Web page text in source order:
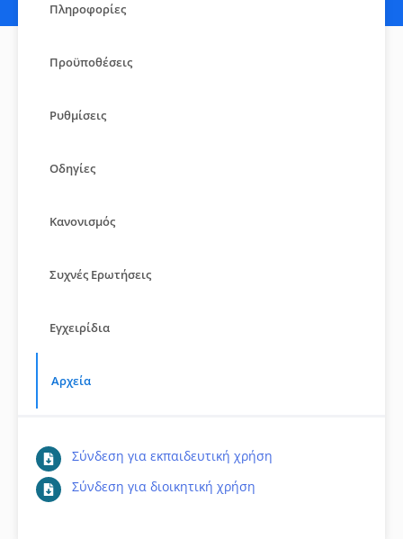
Πληροφορίες
Προϋποθέσεις
Ρυθμίσεις
Οδηγίες
Κανονισμός
Συχνές Ερωτήσεις
Εγχειρίδια
Αρχεία
Σύνδεση για εκπαιδευτική χρήση
Σύνδεση για διοικητική χρήση